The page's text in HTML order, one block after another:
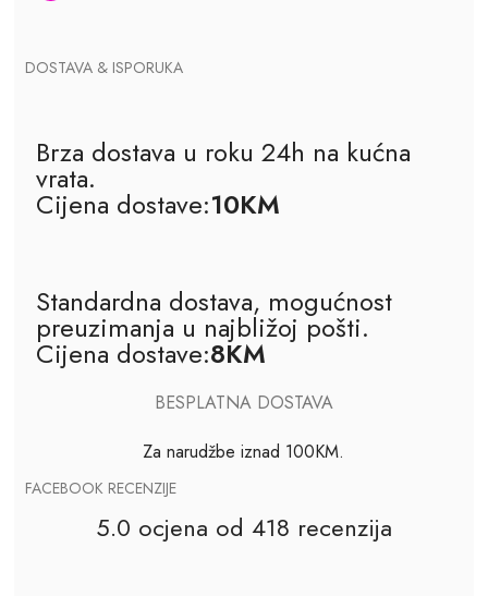
DOSTAVA & ISPORUKA
Brza dostava u roku 24h na kućna
vrata.
Cijena dostave:10KM
Standardna dostava, mogućnost
preuzimanja u najbližoj pošti.
Cijena dostave:8KM
BESPLATNA DOSTAVA
Za narudžbe iznad 100KM.
FACEBOOK RECENZIJE
5.0 ocjena od 418 recenzija